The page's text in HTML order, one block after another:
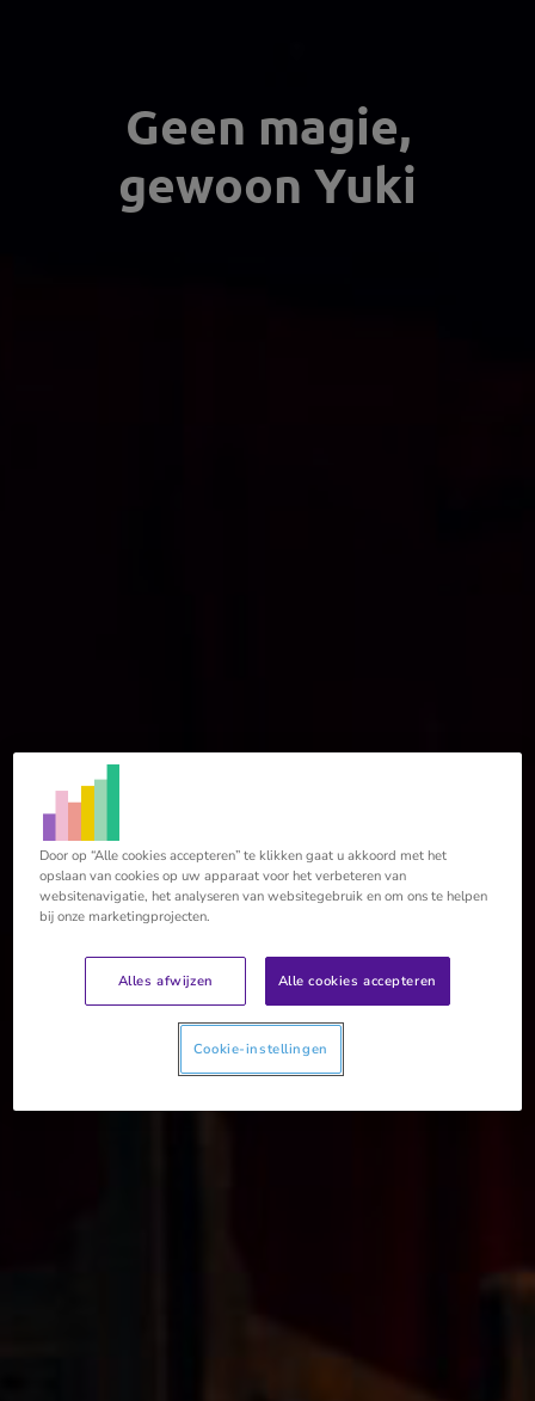
Geen magie,
gewoon Yuki
Door op “Alle cookies accepteren” te klikken gaat u akkoord met het
opslaan van cookies op uw apparaat voor het verbeteren van
websitenavigatie, het analyseren van websitegebruik en om ons te helpen
bij onze marketingprojecten.
Alles afwijzen Alle cookies accepteren
Cookie-instellingen